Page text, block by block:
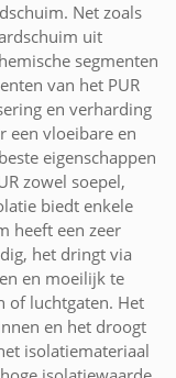
Net zoals
uit
segmenten
van het PUR
en verharding
een vloeibare en
eigenschappen
zowel soepel,
biedt enkele
heeft een zeer
het dringt via
en moeilijk te
of luchtgaten. Het
en het droogt
isolatiemateriaal